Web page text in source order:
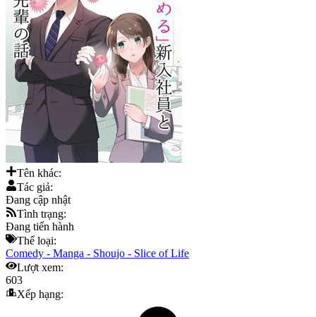
Tên khác:
Tác giả:
Đang cập nhật
Tình trạng:
Đang tiến hành
Thể loại:
Comedy - Manga - Shoujo - Slice of Life
Lượt xem:
603
Xếp hạng: